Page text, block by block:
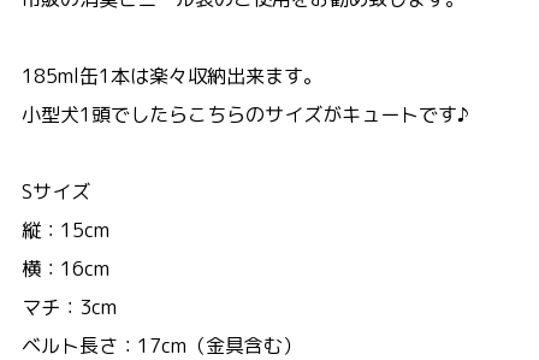
185ml缶1本は楽々収納出来ます。
小型犬1頭でしたらこちらのサイズがキュートです♪
Sサイズ
縦：15cm
横：16cm
マチ：3cm
ベルト長さ：17cm（金具含む）